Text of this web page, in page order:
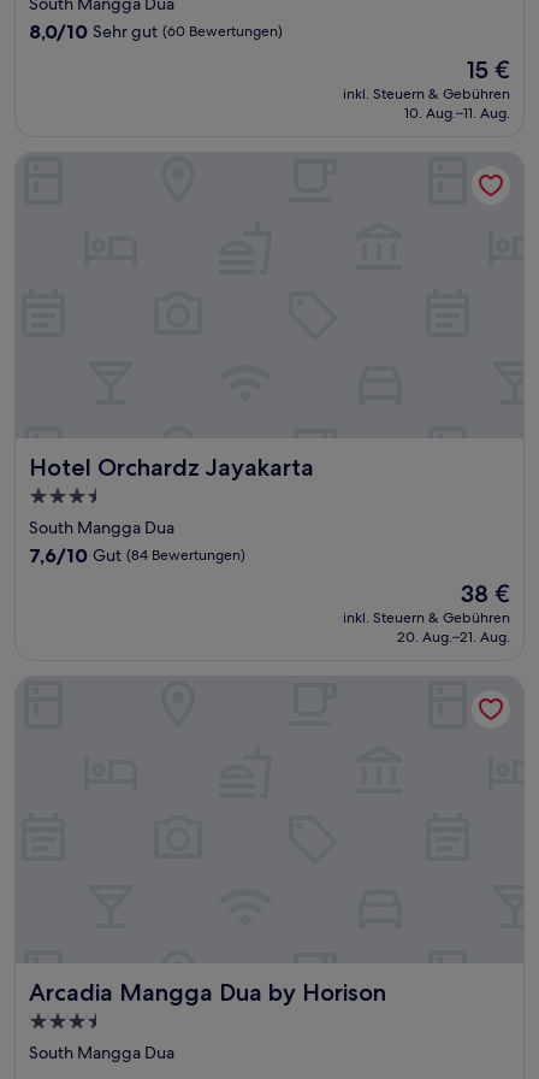
Unterkunft
8.0
Bewertungen)
8,0/10 Sehr gut (60 Bewertungen)
Der
Preis
beträgt
15 €
inkl. Steuern & Gebühren
10. Aug.–11. Aug.
Hotel Orchardz Jayakarta
Hotel Orchardz Jayakarta
3.5-
Sterne-
Unterkunft
South Mangga Dua
7.6
7,6/10 Gut (84 Bewertungen)
Der
Preis
beträgt
38 €
inkl. Steuern & Gebühren
20. Aug.–21. Aug.
Hotel Orchardz Jayakarta
Arcadia Mangga Dua by Horison
Arcadia Mangga Dua by Horison
3.5-
Sterne-
South Mangga Dua